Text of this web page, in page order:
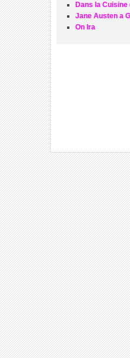
Dans la Cuisine
Jane Austen a
On Ira